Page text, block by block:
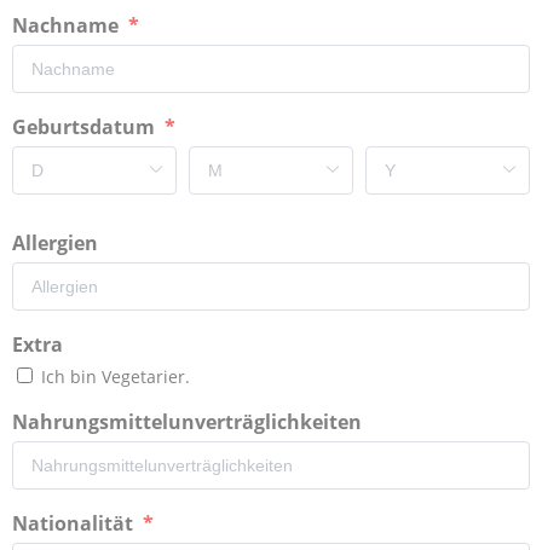
Nachname
Geburtsdatum
Allergien
Extra
Ich bin Vegetarier.
Nahrungsmittelunverträglichkeiten
Nationalität